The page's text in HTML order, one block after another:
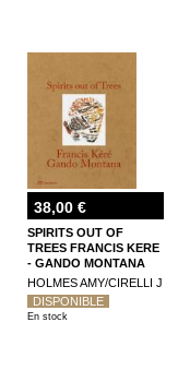
38,00 €
SPIRITS OUT OF
TREES FRANCIS KERE
- GANDO MONTANA
HOLMES AMY/CIRELLI J
DISPONIBLE
En stock